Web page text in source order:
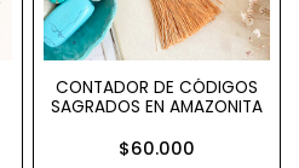
CONTADOR DE CÓDIGOS
SAGRADOS EN AMAZONITA
$60.000